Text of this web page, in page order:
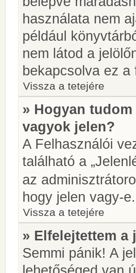
használata nem
például
nem látod a
bekapcsolva ez a
Vissza a tetejére
» Hogyan
vagyok jelen?
A Felhasználói
található a
az
hogy jelen vagy-e.
Vissza a tetejére
» Elfelejtettem a
Semmi pánik! A